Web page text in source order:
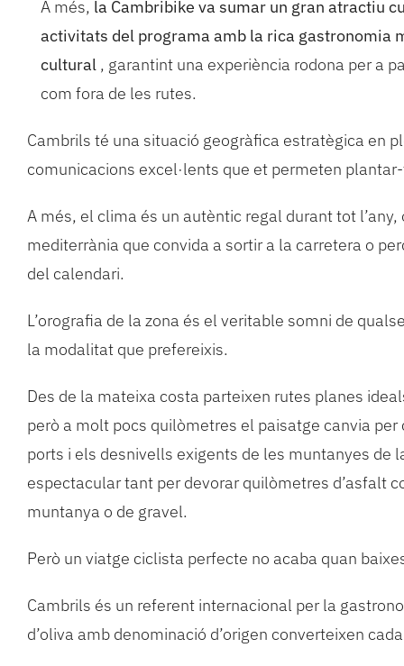
A més, la Cambribike va sumar un gran atractiu
activitats del programa amb la rica gastronomia
cultural , garantint una experiència rodona per a
com fora de les rutes.
Cambrils té una situació geogràfica estratègica en
comunicacions excel·lents que et permeten
A més, el clima és un autèntic regal durant tot
mediterrània que convida a sortir a la carretera o
del calendari.
L’orografia de la zona és el veritable somni de
la modalitat que prefereixis.
Des de la mateixa costa parteixen rutes planes
però a molt pocs quilòmetres el paisatge canvia
ports i els desnivells exigents de les muntanyes de
espectacular tant per devorar quilòmetres d’asfalt
muntanya o de gravel.
Però un viatge ciclista perfecte no acaba quan
Cambrils és un referent internacional per la
d’oliva amb denominació d’origen converteixen